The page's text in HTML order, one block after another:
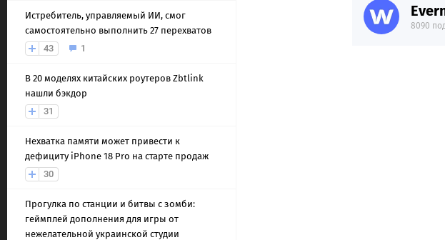
Истребитель, управляемый ИИ, смог
самостоятельно выполнить 27 перехватов
43
1
В 20 моделях китайских роутеров Zbtlink
нашли бэкдор
31
Нехватка памяти может привести к
дефициту iPhone 18 Pro на старте продаж
30
Прогулка по станции и битвы с зомби:
геймплей дополнения для игры от
нежелательной украинской студии
8090